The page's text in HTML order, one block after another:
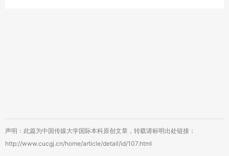
声明：此篇为中国传媒大学国际本科原创文章，转载请标明出处链接：
http://www.cucgj.cn/home/article/detail/id/107.html